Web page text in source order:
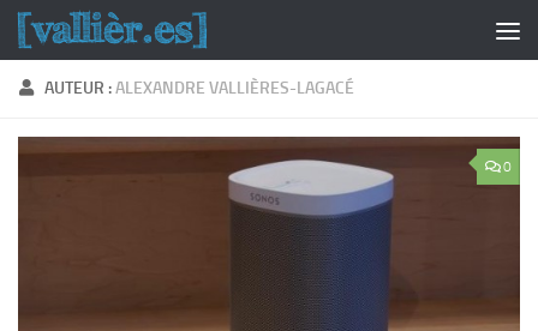
Skip to content
AUTEUR :ALEXANDRE VALLIÈRES-LAGACÉ
0